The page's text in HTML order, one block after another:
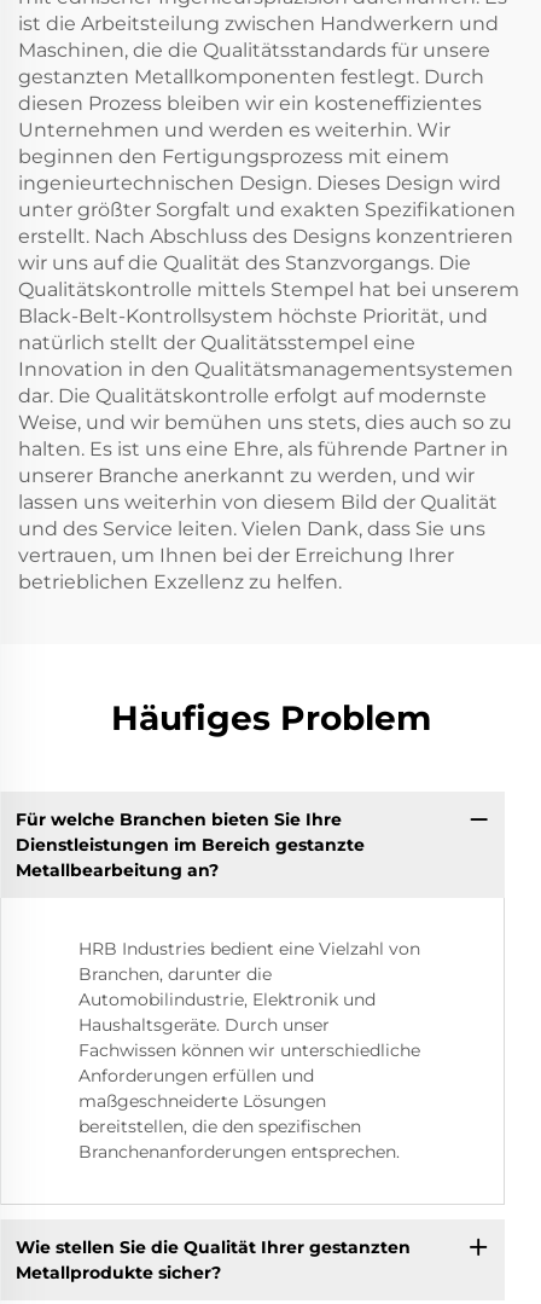
ist die Arbeitsteilung zwischen Handwerkern und
Maschinen, die die Qualitätsstandards für unsere
gestanzten Metallkomponenten festlegt. Durch
diesen Prozess bleiben wir ein kosteneffizientes
Unternehmen und werden es weiterhin. Wir
beginnen den Fertigungsprozess mit einem
ingenieurtechnischen Design. Dieses Design wird
unter größter Sorgfalt und exakten Spezifikationen
erstellt. Nach Abschluss des Designs konzentrieren
wir uns auf die Qualität des Stanzvorgangs. Die
Qualitätskontrolle mittels Stempel hat bei unserem
Black-Belt-Kontrollsystem höchste Priorität, und
natürlich stellt der Qualitätsstempel eine
Innovation in den Qualitätsmanagementsystemen
dar. Die Qualitätskontrolle erfolgt auf modernste
Weise, und wir bemühen uns stets, dies auch so zu
halten. Es ist uns eine Ehre, als führende Partner in
unserer Branche anerkannt zu werden, und wir
lassen uns weiterhin von diesem Bild der Qualität
und des Service leiten. Vielen Dank, dass Sie uns
vertrauen, um Ihnen bei der Erreichung Ihrer
betrieblichen Exzellenz zu helfen.
Häufiges Problem
Für welche Branchen bieten Sie Ihre
Dienstleistungen im Bereich gestanzte
Metallbearbeitung an?
HRB Industries bedient eine Vielzahl von
Branchen, darunter die
Automobilindustrie, Elektronik und
Haushaltsgeräte. Durch unser
Fachwissen können wir unterschiedliche
Anforderungen erfüllen und
maßgeschneiderte Lösungen
bereitstellen, die den spezifischen
Branchenanforderungen entsprechen.
Wie stellen Sie die Qualität Ihrer gestanzten
Metallprodukte sicher?